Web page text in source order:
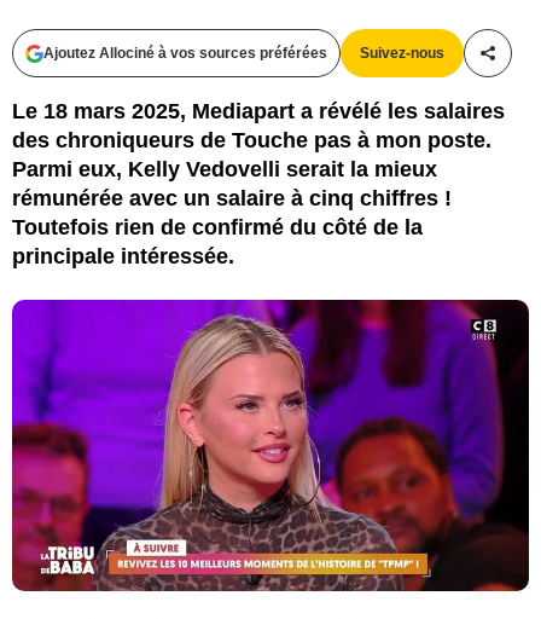
Ajoutez Allociné à vos sources préférées Suivez-nous
Le 18 mars 2025, Mediapart a révélé les salaires
des chroniqueurs de Touche pas à mon poste.
Parmi eux, Kelly Vedovelli serait la mieux
rémunérée avec un salaire à cinq chiffres !
Toutefois rien de confirmé du côté de la
principale intéressée.